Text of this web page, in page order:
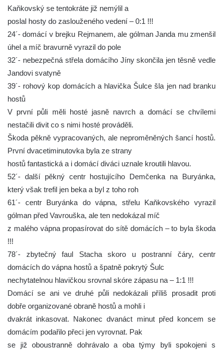
Kaňkovský se tentokráte již nemýlil a
poslal hosty do zaslouženého vedení – 0:1 !!!
24´- domácí v brejku Rejmanem, ale gólman Janda mu zmenšil
úhel a míč bravurně vyrazil do pole
32´- nebezpečná střela domácího Jíny skončila jen těsně vedle
Jandovi svatyně
39´- rohový kop domácích a hlavička Šulce šla jen nad branku
hostů
V první půli měli hosté jasně navrch a domácí se chvílemi
nestačili divit co s nimi hosté prováděli.
Škoda pěkně vypracovaných, ale neproměněných šancí hostů.
První dvacetiminutovka byla ze strany
hostů fantastická a i domácí diváci uznale kroutili hlavou.
52´- další pěkný centr hostujícího Demčenka na Buryánka,
který však trefil jen beka a byl z toho roh
61´- centr Buryánka do vápna, střelu Kaňkovského vyrazil
gólman před Vavrouška, ale ten nedokázal míč
z malého vápna propasírovat do sítě domácích – to byla škoda
!!!
78´- zbytečný faul Stacha skoro u postranní čáry, centr
domácích do vápna hostů a špatně pokrytý Šulc
nechytatelnou hlavičkou srovnal skóre zápasu na – 1:1 !!!
Domácí se ani ve druhé půli nedokázali příliš prosadit proti
dobře organizované obraně hostů a mohli i
dvakrát inkasovat. Nakonec dvanáct minut před koncem se
domácím podařilo přeci jen vyrovnat. Pak
se již oboustranně dohrávalo a oba týmy byli spokojeni s